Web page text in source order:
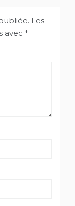
Les
avec *